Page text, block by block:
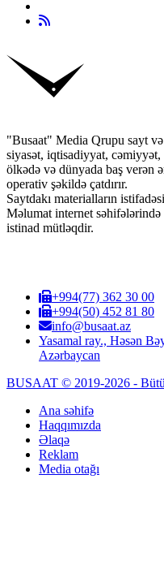
"Busaat" Media Qrupu sayt
siyasət, iqtisadiyyat,
ölkədə və dünyada baş verən
operativ şəkildə çatdırır.
Saytdakı materialların
Məlumat internet
istinad mütləqdir.
+994(77) 362 30 00
+994(50) 452 81 80
info@busaat.az
Yasamal ray., Həsən
Azərbaycan
BUSAAT © 2019-2026 -
Ana səhifə
Haqqımızda
Əlaqə
Reklam
Media otağı